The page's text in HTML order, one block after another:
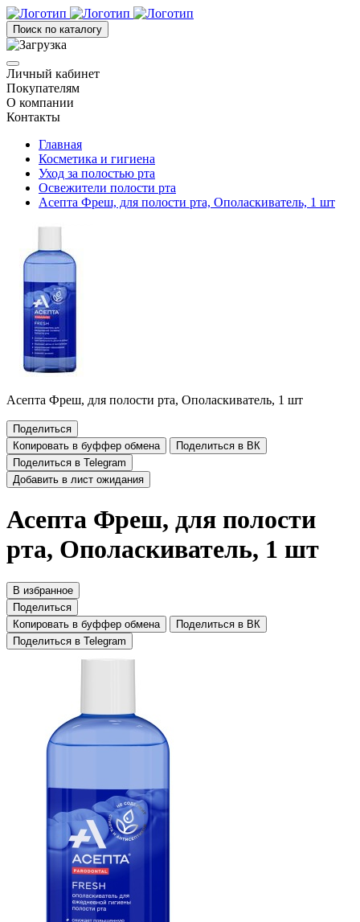
Поиск по каталогу
Личный кабинет
Покупателям
О компании
Контакты
Главная
Косметика и гигиена
Уход за полостью рта
Освежители полости рта
Асепта Фреш, для полости рта, Ополаскиватель, 1 шт
Асепта Фреш, для полости рта, Ополаскиватель, 1 шт
Поделиться
Копировать в буффер обмена
Поделиться в ВК
Поделиться в Telegram
Добавить в лист ожидания
Асепта Фреш, для полости
рта, Ополаскиватель, 1 шт
В избранное
Поделиться
Копировать в буффер обмена
Поделиться в ВК
Поделиться в Telegram